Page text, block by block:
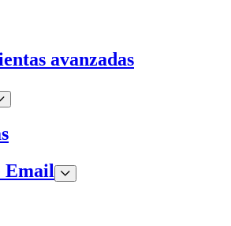
avanzadas
Email